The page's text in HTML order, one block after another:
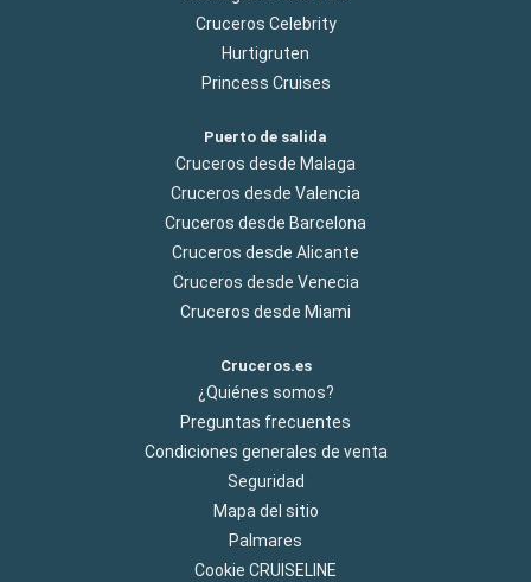
Cruceros Celebrity
Hurtigruten
Princess Cruises
Puerto de salida
Cruceros desde Malaga
Cruceros desde Valencia
Cruceros desde Barcelona
Cruceros desde Alicante
Cruceros desde Venecia
Cruceros desde Miami
Cruceros.es
¿Quiénes somos?
Preguntas frecuentes
Condiciones generales de venta
Seguridad
Mapa del sitio
Palmares
Cookie CRUISELINE